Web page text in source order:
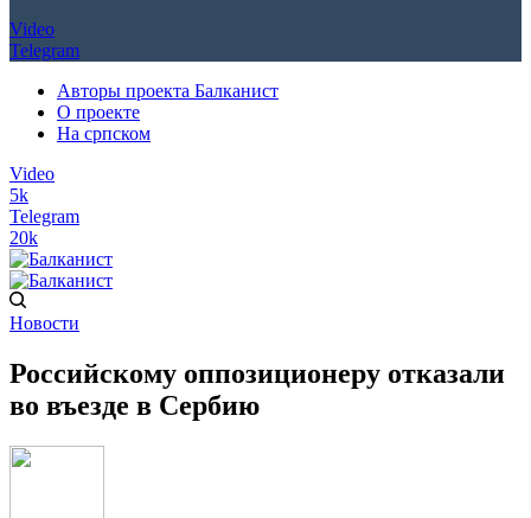
Video
Telegram
Авторы проекта Балканист
О проекте
На српском
Video
5k
Telegram
20k
Новости
Российскому оппозиционеру отказали
во въезде в Сербию